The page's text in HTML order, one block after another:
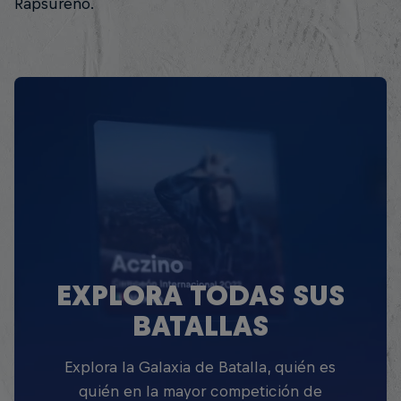
Rapsureño.
EXPLORA TODAS SUS
BATALLAS
Explora la Galaxia de Batalla, quién es
quién en la mayor competición de